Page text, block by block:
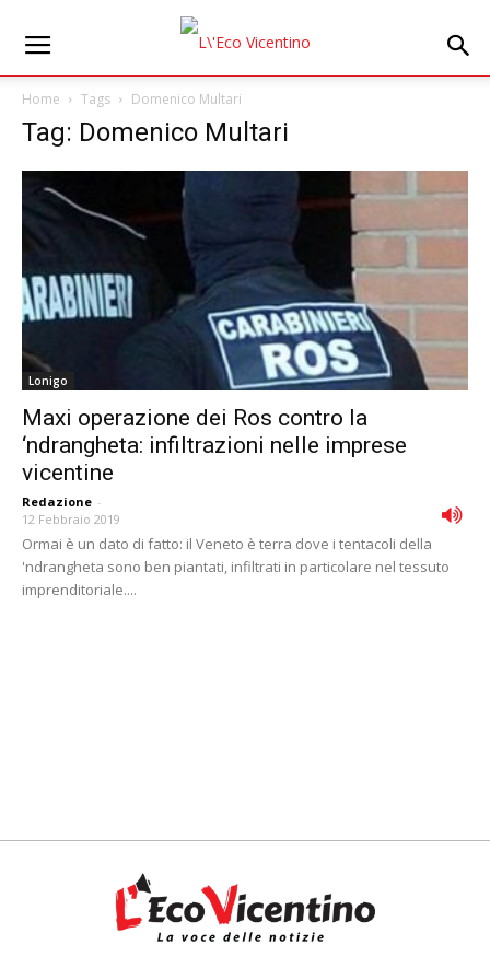
Home Tags Domenico Multari
Tag: Domenico Multari
Lonigo
Maxi operazione dei Ros contro la
‘ndrangheta: infiltrazioni nelle imprese
vicentine
Redazione -
12 Febbraio 2019
Ormai è un dato di fatto: il Veneto è terra dove i tentacoli della
'ndrangheta sono ben piantati, infiltrati in particolare nel tessuto
imprenditoriale....